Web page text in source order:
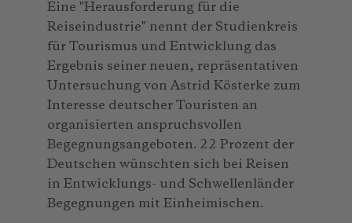
Eine "Herausforderung für die
Reiseindustrie" nennt der Studienkreis
für Tourismus und Entwicklung das
Ergebnis seiner neuen, repräsentativen
Untersuchung von Astrid Kösterke zum
Interesse deutscher Touristen an
organisierten anspruchsvollen
Begegnungsangeboten. 22 Prozent der
Deutschen wünschten sich bei Reisen
in Entwicklungs- und Schwellenländer
Begegnungen mit Einheimischen.